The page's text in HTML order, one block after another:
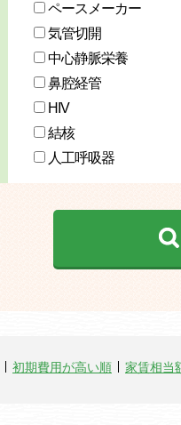
ペースメーカー
気管切開
中心静脈栄養
鼻腔経管
HIV
結核
人工呼吸器
初期費用が高い順 家賃相当